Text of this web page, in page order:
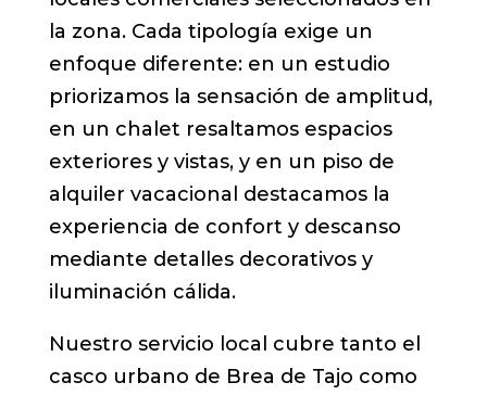
la zona. Cada tipología exige un
enfoque diferente: en un estudio
priorizamos la sensación de amplitud,
en un chalet resaltamos espacios
exteriores y vistas, y en un piso de
alquiler vacacional destacamos la
experiencia de confort y descanso
mediante detalles decorativos y
iluminación cálida.
Nuestro servicio local cubre tanto el
casco urbano de Brea de Tajo como